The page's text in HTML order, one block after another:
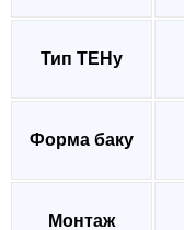
Тип ТЕНу
Форма баку
Монтаж